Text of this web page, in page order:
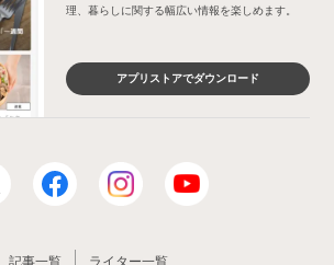
理、暮らしに関する幅広い情報を楽しめます。
アプリストアでダウンロード
記事一覧 ライター一覧